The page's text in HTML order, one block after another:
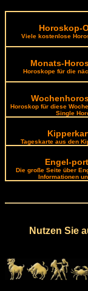
Horoskop-
Viele kostenlose
Monats-
Horoskope für die
Horoskop für diese
Single
Tageskarte aus den
Engel-
Die große Seite über
Informationen
Nutzen Sie